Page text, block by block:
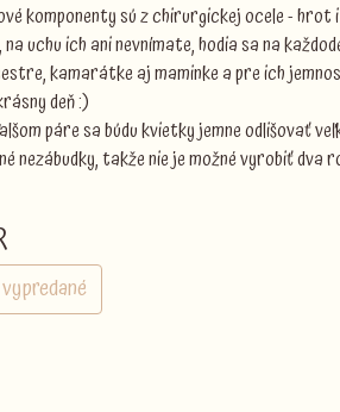
komponenty sú z chirurgickej ocele -
na uchu ich ani nevnímate, hodia sa na
kamarátke aj maminke a pre ich
deň :)
páre sa búdu kvietky jemne odlišovať
nezábudky, takže nie je možné vyrobiť dva